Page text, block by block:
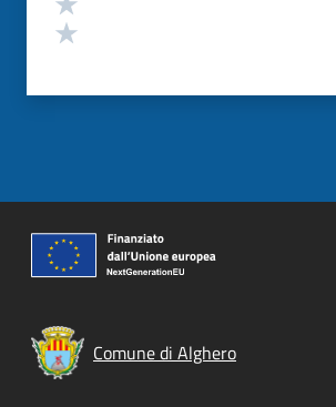
Comune di Alghero